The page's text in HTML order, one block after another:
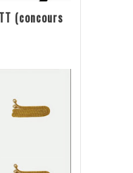
(concours